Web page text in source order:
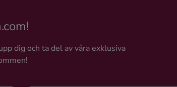
dig och ta del av våra exklusiva